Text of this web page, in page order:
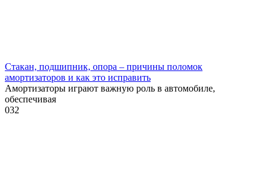
Стакан, подшипник, опора – причины поломок
амортизаторов и как это исправить
Амортизаторы играют важную роль в автомобиле,
обеспечивая
032